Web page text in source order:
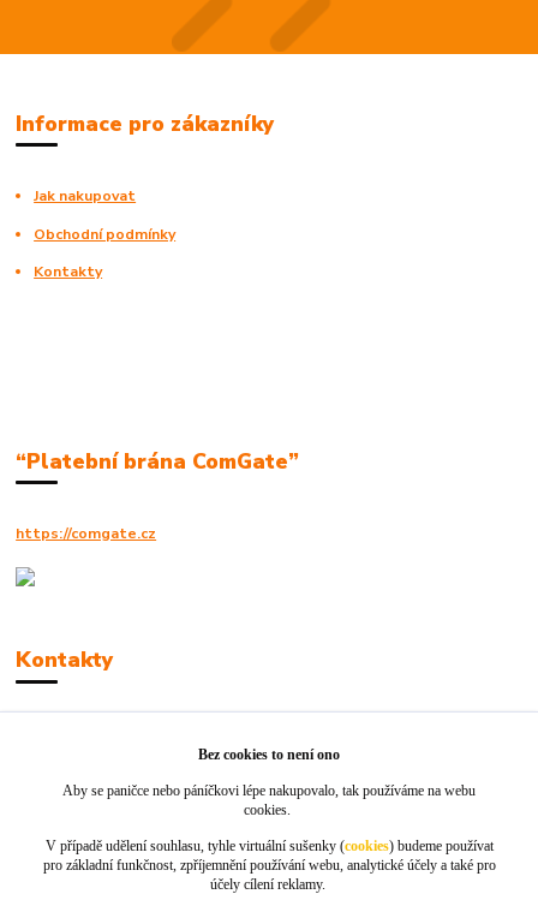
Informace pro zákazníky
Jak nakupovat
Obchodní podmínky
Kontakty
“Platební brána ComGate”
https://comgate.cz
Kontakty
info@jackie-shop.cz
Bez cookies to není ono
Aby se paničce nebo páníčkovi lépe nakupovalo, tak používáme na webu
cookies.
V případě udělení souhlasu, tyhle virtuální sušenky (cookies) budeme používat
pro základní funkčnost, zpříjemnění používání webu, analytické účely a také pro
účely cílení reklamy.